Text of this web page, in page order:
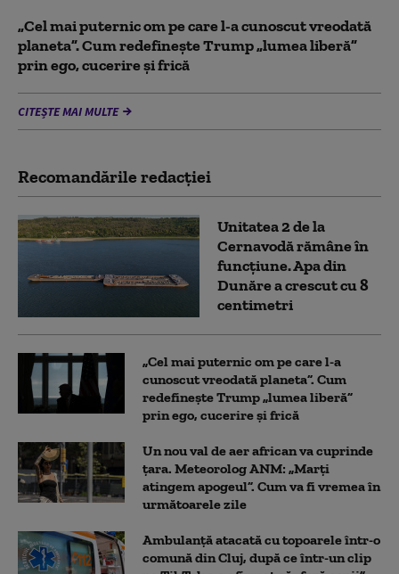
„Cel mai puternic om pe care l-a cunoscut vreodată
planeta”. Cum redefinește Trump „lumea liberă”
prin ego, cucerire și frică
CITEȘTE MAI MULTE
Recomandările redacţiei
Unitatea 2 de la
Cernavodă rămâne în
funcțiune. Apa din
Dunăre a crescut cu 8
centimetri
„Cel mai puternic om pe care l-a
cunoscut vreodată planeta”. Cum
redefinește Trump „lumea liberă”
prin ego, cucerire și frică
Un nou val de aer african va cuprinde
țara. Meteorolog ANM: „Marți
atingem apogeul”. Cum va fi vremea în
următoarele zile
Ambulanţă atacată cu topoarele într-o
comună din Cluj, după ce într-un clip